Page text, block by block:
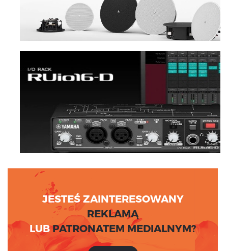
JESTEŚ ZAINTERESOWANY
REKLAMĄ
LUBPATRONATEM MEDIALNYM?